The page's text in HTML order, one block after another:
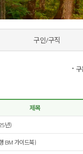
구인/구직
제목
년)
BM 가이드북)